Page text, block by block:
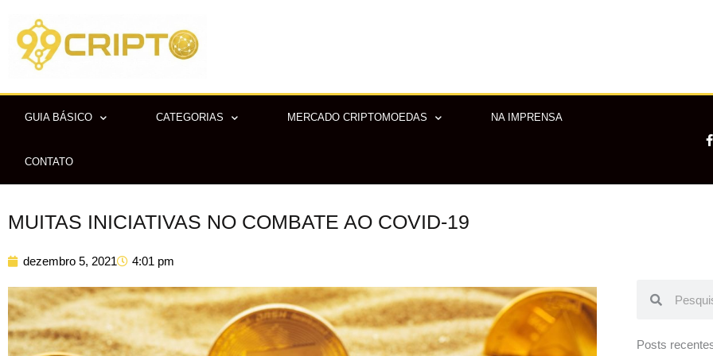
para
conteúdo
GUIA BÁSICO CATEGORIAS MERCADO CRIPTOMOEDAS NA IMPRENSA
CONTATO
F
a
MUITAS INICIATIVAS NO COMBATE AO COVID-19
dezembro 5, 2021 4:01 pm
Posts